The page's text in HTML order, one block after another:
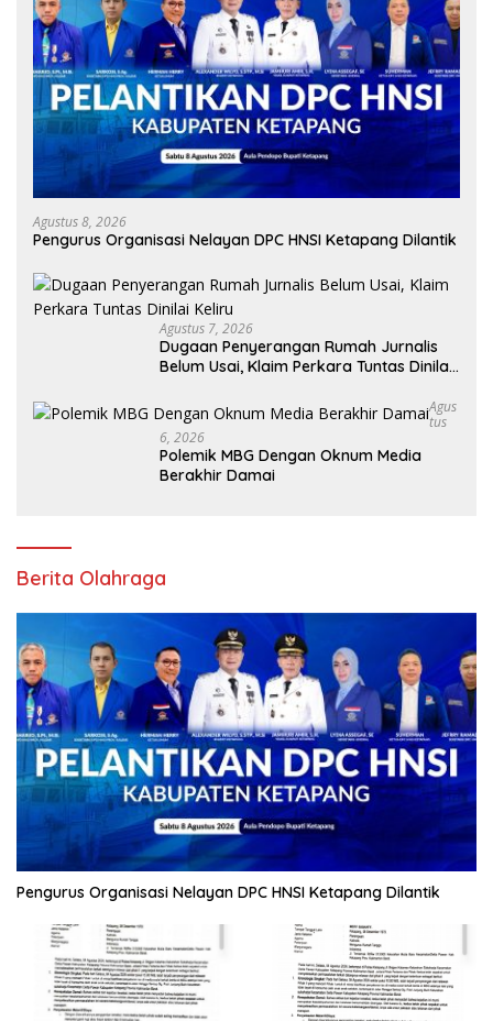
Agustus 8, 2026
Pengurus Organisasi Nelayan DPC HNSI Ketapang Dilantik
Agustus 7, 2026
Dugaan Penyerangan Rumah Jurnalis
Belum Usai, Klaim Perkara Tuntas Dinilai
Agus
Tus
6, 2026
Polemik MBG Dengan Oknum Media
Berakhir Damai
Berita Olahraga
Pengurus Organisasi Nelayan DPC HNSI Ketapang Dilantik